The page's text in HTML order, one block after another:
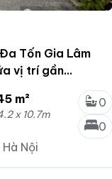
Tốn Gia Lâm
vị trí gần
m²
x 10.7m
0
0
Nội